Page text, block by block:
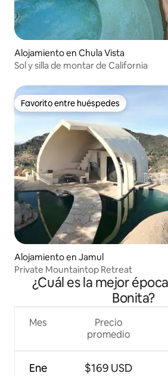
Alojamiento en Chula Vista
Sol y silla de montar de California
Favorito entre huéspedes
Favorito entre huéspedes
Alojamiento en Jamul
Private Mountaintop Retreat
¿Cuál es la mejor
Bonita?
Mes
Ene
Precio
promedio
$169 USD